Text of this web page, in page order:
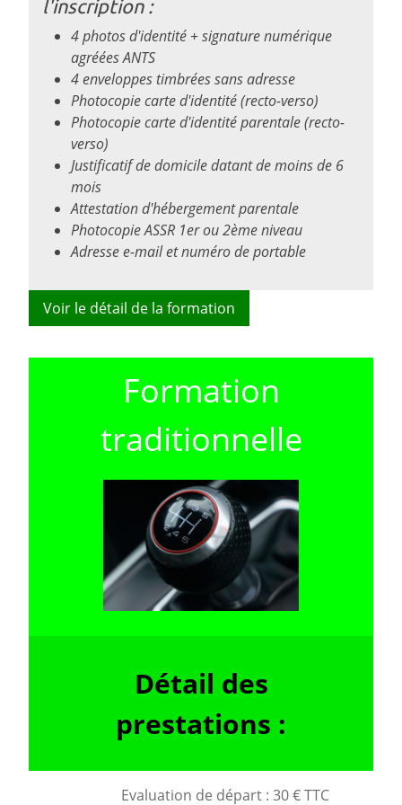
l'inscription :
4 photos d'identité + signature numérique
agréées ANTS
4 enveloppes timbrées sans adresse
Photocopie carte d'identité (recto-verso)
Photocopie carte d'identité parentale (recto-
verso)
Justificatif de domicile datant de moins de 6
mois
Attestation d'hébergement parentale
Photocopie ASSR 1er ou 2ème niveau
Adresse e-mail et numéro de portable
Voir le détail de la formation
Formation
traditionnelle
Détail des
prestations :
Evaluation de départ : 30 € TTC